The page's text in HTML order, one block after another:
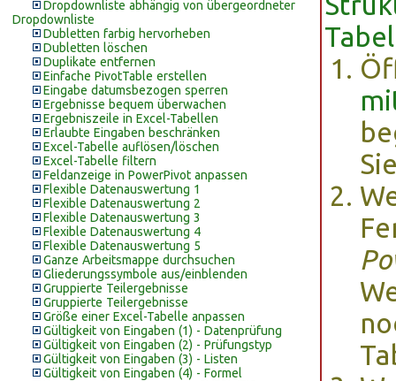
Dropdownliste abhängig von übergeordneter
Dropdownliste
Dubletten farbig hervorheben
Dubletten löschen
Duplikate entfernen
Einfache PivotTable erstellen
Eingabe datumsbezogen sperren
Ergebnisse bequem überwachen
Ergebniszeile in Excel-Tabellen
Erlaubte Eingaben beschränken
Excel-Tabelle auflösen/löschen
Excel-Tabelle filtern
Feldanzeige in PowerPivot anpassen
Flexible Datenauswertung 1
Flexible Datenauswertung 2
Flexible Datenauswertung 3
Flexible Datenauswertung 4
Flexible Datenauswertung 5
Ganze Arbeitsmappe durchsuchen
Gliederungssymbole aus/einblenden
Gruppierte Teilergebnisse
Gruppierte Teilergebnisse
Größe einer Excel-Tabelle anpassen
Gültigkeit von Eingaben (1) - Datenprüfung
Gültigkeit von Eingaben (2) - Prüfungstyp
Gültigkeit von Eingaben (3) - Listen
Gültigkeit von Eingaben (4) - Formel